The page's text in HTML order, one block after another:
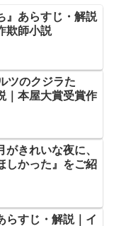
』あらすじ・解説
欺師小説
ツのクジラた
｜本屋大賞受賞作
がきれいな夜に、
しかった』をご紹
らすじ・解説｜イ